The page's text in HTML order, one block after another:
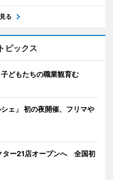
る
ピックス
どもたちの職業観育む
ェ」 初の夜開催、フリマや
ター21店オープンへ 全国初